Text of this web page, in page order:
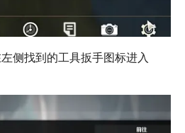
侧找到的工具扳手图标进入